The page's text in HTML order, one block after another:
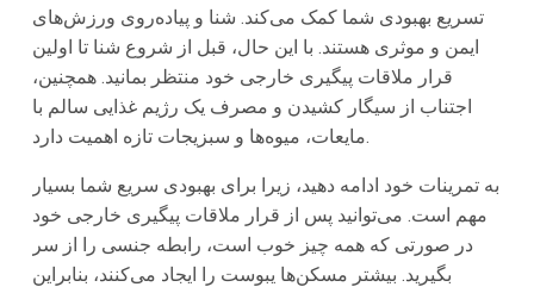
تسریع بهبودی شما کمک می‌کند. شنا و پیاده‌روی ورزش‌های
ایمن و موثری هستند. با این حال، قبل از شروع شنا تا اولین
قرار ملاقات پیگیری خارجی خود منتظر بمانید. همچنین،
اجتناب از سیگار کشیدن و مصرف یک رژیم غذایی سالم با
مایعات، میوه‌ها و سبزیجات تازه اهمیت دارد.
به تمرینات خود ادامه دهید، زیرا برای بهبودی سریع شما بسیار
مهم است. می‌توانید پس از قرار ملاقات پیگیری خارجی خود
در صورتی که همه چیز خوب است، رابطه جنسی را از سر
بگیرید. بیشتر مسکن‌ها یبوست را ایجاد می‌کنند، بنابراین